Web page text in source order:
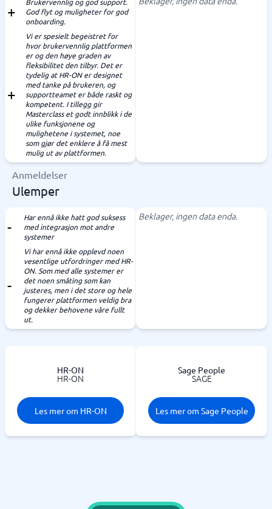
God flyt og muligheter for god
onboarding.
Vi er spesielt begeistret for
hvor brukervennlig plattformen
er og den høye graden av
fleksibilitet den tilbyr. Det er
tydelig at HR-ON er designet
med tanke på brukeren, og
supportteamet er både raskt og
kompetent. I tillegg gir
Masterclass et godt innblikk i de
ulike funksjonene og
mulighetene i systemet, noe
som gjør det enklere å få mest
mulig ut av plattformen.
Anmeldelser
Ulemper
Har ennå ikke hatt god suksess
med integrasjon mot andre
systemer
Vi har ennå ikke opplevd noen
vesentlige utfordringer med HR-
ON. Som med alle systemer er
det noen småting som kan
justeres, men i det store og hele
fungerer plattformen veldig bra
og dekker behovene våre fullt
ut.
Beklager, ingen data enda.
HR-ON
HR-ON
Les mer om HR-ON
Sage People
SAGE
Les mer om Sage People